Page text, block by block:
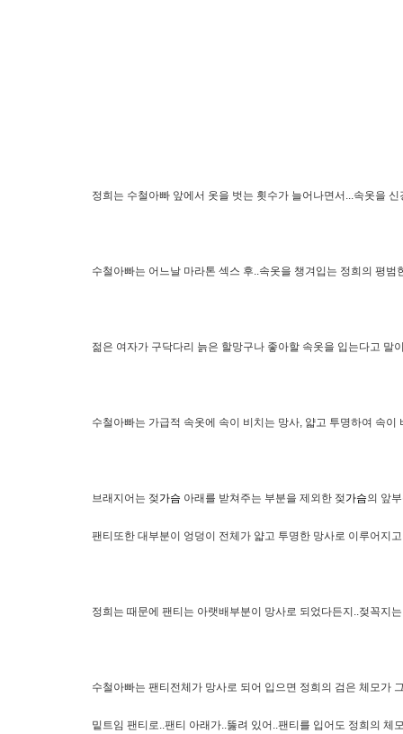
정희는 수철아빠 앞에서 옷을 벗는 횟수가 늘어나면서...속옷을
수철아빠는 어느날 마라톤 섹스 후..속옷을 챙겨입는 정희의 평
젊은 여자가 구닥다리 늙은 할망구나 좋아할 속옷을 입는다고 말
수철아빠는 가급적 속옷에 속이 비치는 망사, 얇고 투명하여 속
브래지어는 젖가슴 아래를 받쳐주는 부분을 제외한 젖가슴의 앞
팬티또한 대부분이 엉덩이 전체가 얇고 투명한 망사로 이루어지
정희는 때문에 팬티는 아랫배부분이 망사로 되었다든지..젖꼭지
수철아빠는 팬티전체가 망사로 되어 입으면 정희의 검은 체모가
밑트임 팬티로..팬티 아래가..뚫려 있어..팬티를 입어도 정희의 체